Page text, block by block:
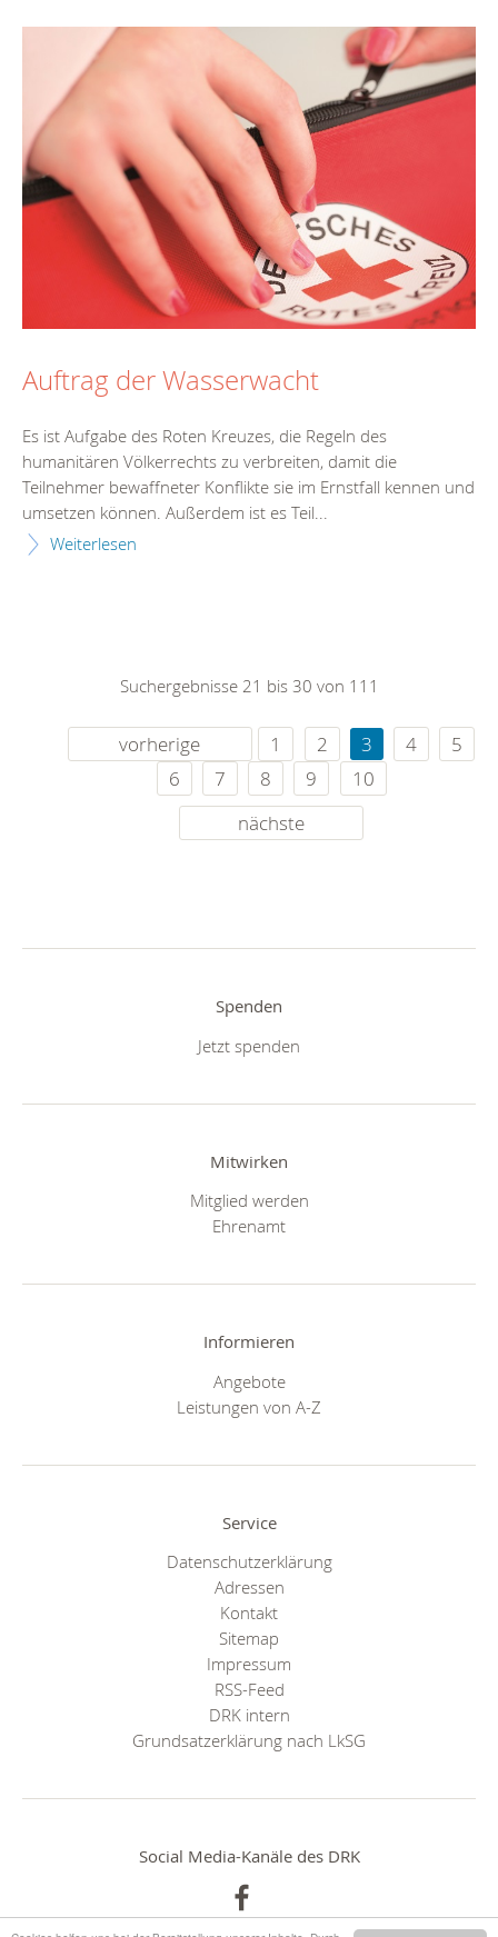
Auftrag der Wasserwacht
Es ist Aufgabe des Roten Kreuzes, die Regeln des
humanitären Völkerrechts zu verbreiten, damit die
Teilnehmer bewaffneter Konflikte sie im Ernstfall kennen und
umsetzen können. Außerdem ist es Teil...
Weiterlesen
Suchergebnisse 21 bis 30 von 111
vorherige 1 2 3 4
5
6
7 8 9
10
nächste
Spenden
Jetzt spenden
Mitwirken
Mitglied werden
Ehrenamt
Informieren
Angebote
Leistungen von A-Z
Service
Datenschutzerklärung
Adressen
Kontakt
Sitemap
Impressum
RSS-Feed
DRK intern
Grundsatzerklärung nach LkSG
Social Media-Kanäle des DRK